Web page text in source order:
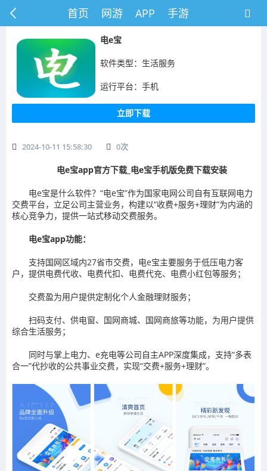
首页 网游 APP 手游
电e宝
软件类型：生活服务
运行平台：手机
立即下载
2024-10-11 15:58:30 0次
电e宝app官方下载_电e宝手机版免费下载安装
电e宝是什么软件？“电e宝”作为国家电网公司自有互联网电力
交费平台，立足公司主营业务，构建以“收费+服务+理财”为内涵的
核心竞争力，提供一站式移动交费服务。
电e宝app功能：
支持国网区域内27省市交费，电e宝主要服务于低压电力客
户，提供电费代收、电费代扣、电费代充、电费小红包等服务；
交费盈为用户提供定制化个人金融理财服务；
扫码支付、供电窗、国网商城、国网商旅等功能，为用户提供
综合生活服务；
同时与掌上电力、e充电等公司自主APP深度集成，支持“多表
合一”代抄收的公共事业交费，实现“交费+服务+理财”。